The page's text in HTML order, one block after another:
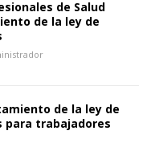
de Salud
de la ley de
de la ley de
para trabajadores